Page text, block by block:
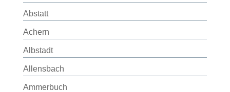
Abstatt
Achern
Albstadt
Allensbach
Ammerbuch